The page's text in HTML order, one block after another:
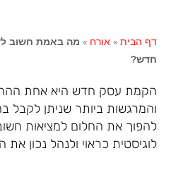
דף הבית » אורח » מה באמת חשוב
חדש?
הקמת עסק חדש היא אחת
והמרגשות ביותר שניתן לקבל
להפוך את החלום למציאות
לוגיסטית כראוי ולנהל נכון